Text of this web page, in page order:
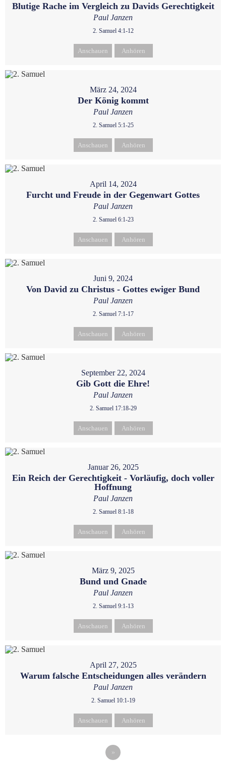
Blutige Rache im Vergleich zu Davids Gerechtigkeit
Paul Janzen
2. Samuel 4:1-12
Anschauen Anhören
März 24, 2024
Der König kommt
Paul Janzen
2. Samuel 5:1-25
Anschauen Anhören
April 14, 2024
Furcht und Freude in der Gegenwart Gottes
Paul Janzen
2. Samuel 6:1-23
Anschauen Anhören
Juni 9, 2024
Von David zu Christus - Gottes ewiger Bund
Paul Janzen
2. Samuel 7:1-17
Anschauen Anhören
September 22, 2024
Gib Gott die Ehre!
Paul Janzen
2. Samuel 17:18-29
Anschauen Anhören
Januar 26, 2025
Ein Reich der Gerechtigkeit - Vorläufig, doch voller
Hoffnung
Paul Janzen
2. Samuel 8:1-18
Anschauen Anhören
März 9, 2025
Bund und Gnade
Paul Janzen
2. Samuel 9:1-13
Anschauen Anhören
April 27, 2025
Warum falsche Entscheidungen alles verändern
Paul Janzen
2. Samuel 10:1-19
Anschauen Anhören
»